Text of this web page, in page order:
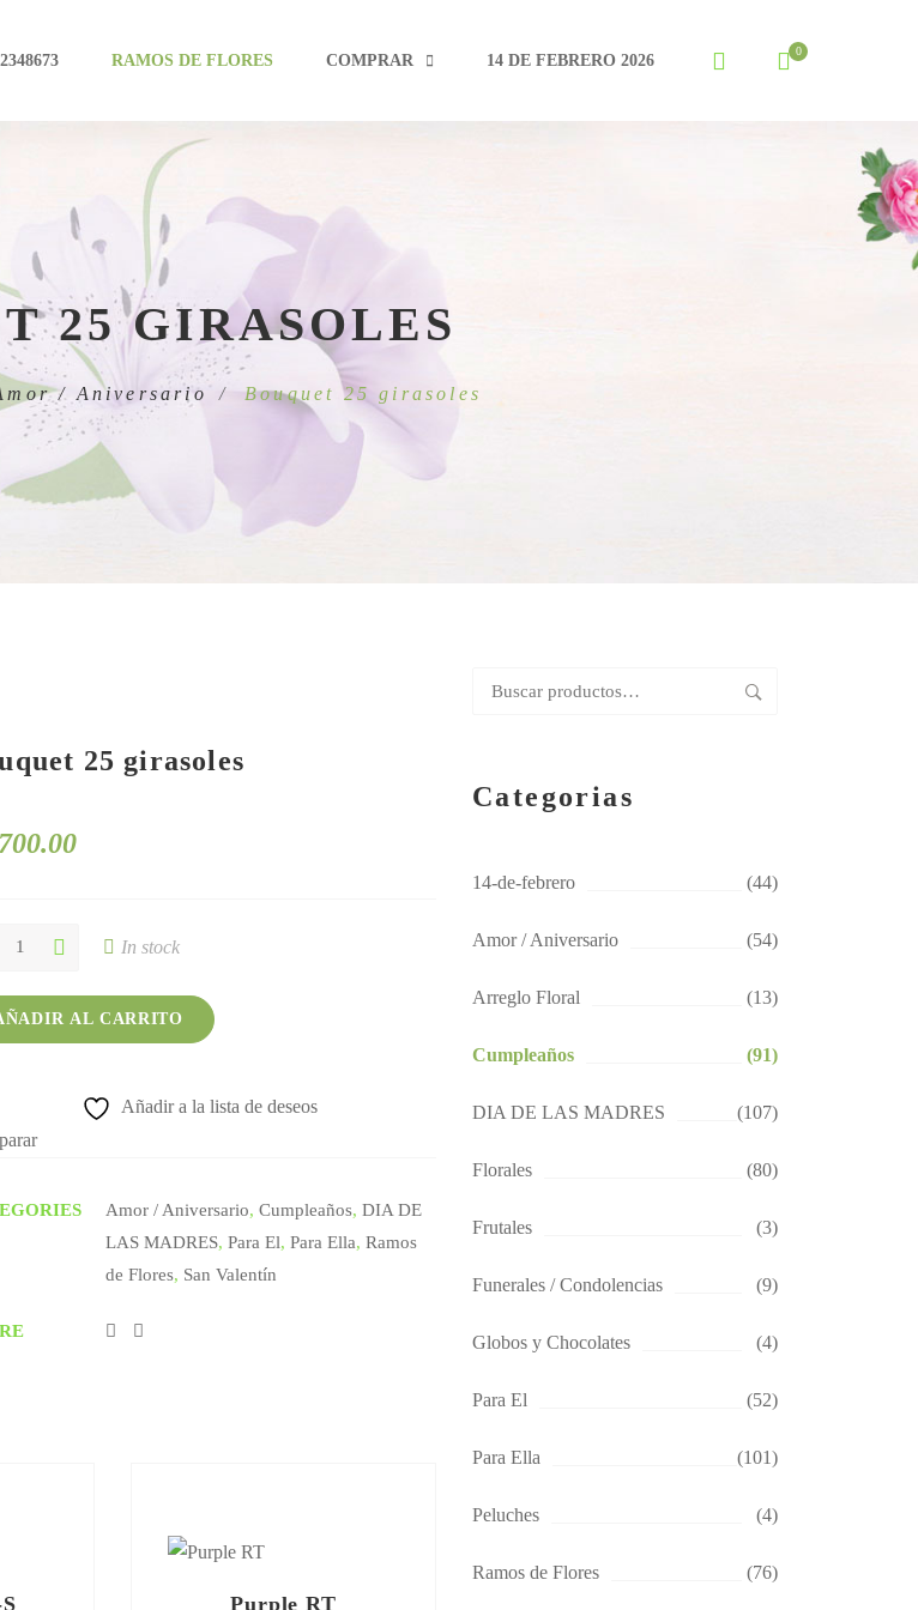
RAMOS DE FLORES COMPRAR 14 DE FEBRERO 2026
25 GIRASOLES
/ Aniversario Bouquet 25 girasoles
25 girasoles
In stock
AL CARRITO
Añadir a la lista de deseos
Amor / Aniversario, Cumpleaños, DIA DE
LAS MADRES, Para El, Para Ella, Ramos
de Flores, San Valentín
Purple RT
Buscar
Categorias
14-de-febrero (44)
Amor / Aniversario (54)
Arreglo Floral (13)
Cumpleaños (91)
DIA DE LAS MADRES (107)
Florales (80)
Frutales (3)
Funerales / Condolencias (9)
Globos y Chocolates (4)
Para El (52)
Para Ella (101)
Peluches (4)
Ramos de Flores (76)